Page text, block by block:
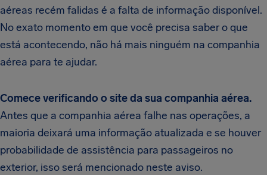
aéreas recém falidas é a falta de informação disponível.
No exato momento em que você precisa saber o que
está acontecendo, não há mais ninguém na companhia
aérea para te ajudar.
Comece verificando o site da sua companhia aérea.
Antes que a companhia aérea falhe nas operações, a
maioria deixará uma informação atualizada e se houver
probabilidade de assistência para passageiros no
exterior, isso será mencionado neste aviso.